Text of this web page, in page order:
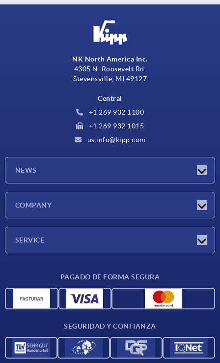
NK North America Inc.
4305 N. Roosevelt Rd.
Stevensville, MI 49127
Central
+1 269 932 1100
+1 269 932 1015
us.info@kipp.com
NEWS
COMPANY
SERVICE
Materiales
PAGADO DE FORMA SEGURA
SEGURIDAD Y CONFIANZA